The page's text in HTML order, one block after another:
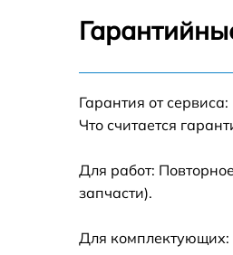
Замена шлейфа
порта) HP Plus 14
Гарантия от
Что считается
Для работ:
запчасти).
Для комплектующих: